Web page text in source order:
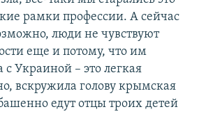
рамки профессии. А сейчас
люди не чувствуют
еще и потому, что им
с Украиной – это легкая
вскружила голову крымская
едут отцы троих детей